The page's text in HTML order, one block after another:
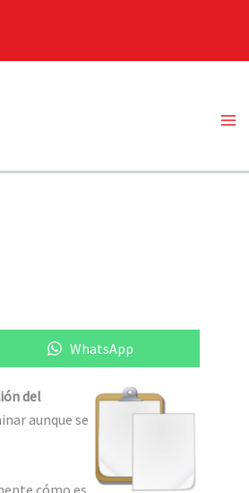
Compartir
WhatsApp
del
aunque se
cómo es